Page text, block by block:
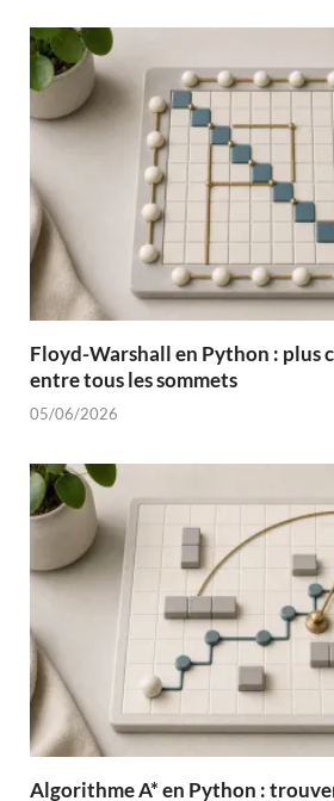
Floyd-Warshall en Python : plus
entre tous les sommets
05/06/2026
Algorithme A* en Python :